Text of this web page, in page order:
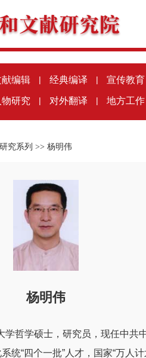
献编辑 | 经典编译 | 宣传教育
物研究 | 对外翻译 | 地方工作
研究系列 >> 杨明伟
杨明伟
学哲学硕士，研究员，现任中共
统“四个一批”人才，国家“万人